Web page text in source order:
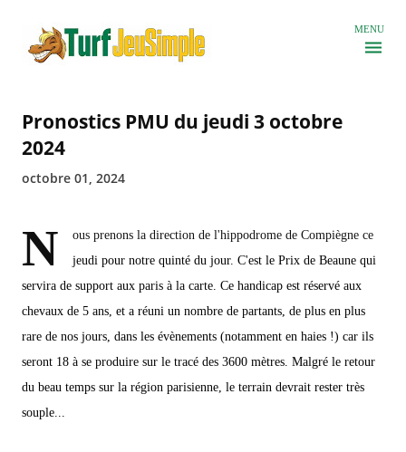
MENU
Pronostics PMU du jeudi 3 octobre
2024
octobre 01, 2024
N
ous prenons la direction de l'hippodrome de Compiègne ce
jeudi pour notre quinté du jour. C'est le Prix de Beaune qui
servira de support aux paris à la carte. Ce handicap est réservé aux
chevaux de 5 ans, et a réuni un nombre de partants, de plus en plus
rare de nos jours, dans les évènements (notamment en haies !) car ils
seront 18 à se produire sur le tracé des 3600 mètres. Malgré le retour
du beau temps sur la région parisienne, le terrain devrait rester très
souple...